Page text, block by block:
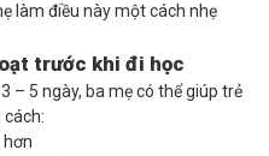
làm điều này một cách nhẹ
trước khi đi học
– 5 ngày, ba mẹ có thể giúp trẻ